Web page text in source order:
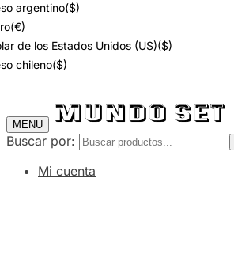
argentino($)
(€)
de los Estados Unidos (US)($)
chileno($)
MENU
Buscar por:
Mi cuenta